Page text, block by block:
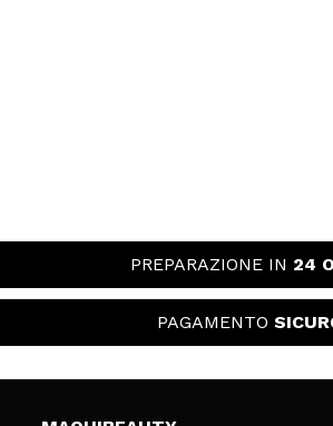
PREPARAZIONE IN 24
PAGAMENTO